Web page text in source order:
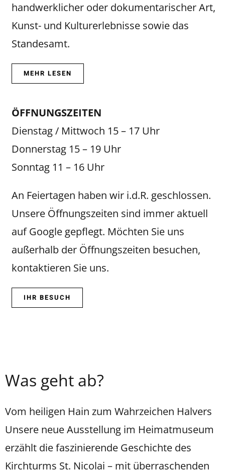
handwerklicher oder dokumentarischer Art,
Kunst- und Kulturerlebnisse sowie das
Standesamt.
MEHR LESEN
ÖFFNUNGSZEITEN
Dienstag / Mittwoch 15 – 17 Uhr
Donnerstag 15 – 19 Uhr
Sonntag 11 – 16 Uhr
An Feiertagen haben wir i.d.R. geschlossen.
Unsere Öffnungszeiten sind immer aktuell
auf Google gepflegt. Möchten Sie uns
außerhalb der Öffnungszeiten besuchen,
kontaktieren Sie uns.
IHR BESUCH
Was geht ab?
Vom heiligen Hain zum Wahrzeichen Halvers
Unsere neue Ausstellung im Heimatmuseum
erzählt die faszinierende Geschichte des
Kirchturms St. Nicolai – mit überraschenden